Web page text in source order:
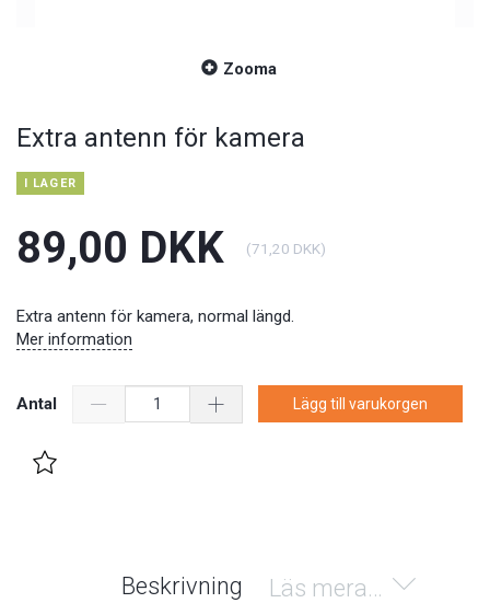
Zooma
Extra antenn för kamera
I LAGER
89,00 DKK (71,20 DKK)
Extra antenn för kamera, normal längd.
Mer information
Antal Lägg till varukorgen
Läs mera…
Beskrivning